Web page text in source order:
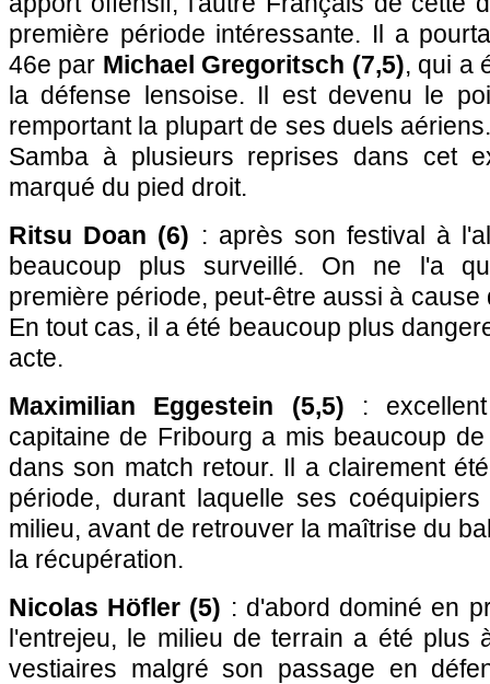
première période intéressante. Il a
46e par Michael Gregoritsch (7,5), qui a
la défense lensoise. Il est devenu le
remportant la plupart de ses duels
Samba à plusieurs reprises dans cet
marqué du pied droit.
Ritsu Doan (6) : après son festival à
beaucoup plus surveillé. On ne l'a
première période, peut-être aussi à cause
En tout cas, il a été beaucoup plus
acte.
Maximilian Eggestein (5,5) :
capitaine de Fribourg a mis beaucoup
dans son match retour. Il a clairement
période, durant laquelle ses
milieu, avant de retrouver la maîtrise du
la récupération.
Nicolas Höfler (5) : d'abord dominé en
l'entrejeu, le milieu de terrain a été plus
vestiaires malgré son passage en